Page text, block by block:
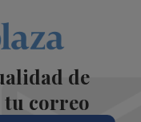
de
tu correo